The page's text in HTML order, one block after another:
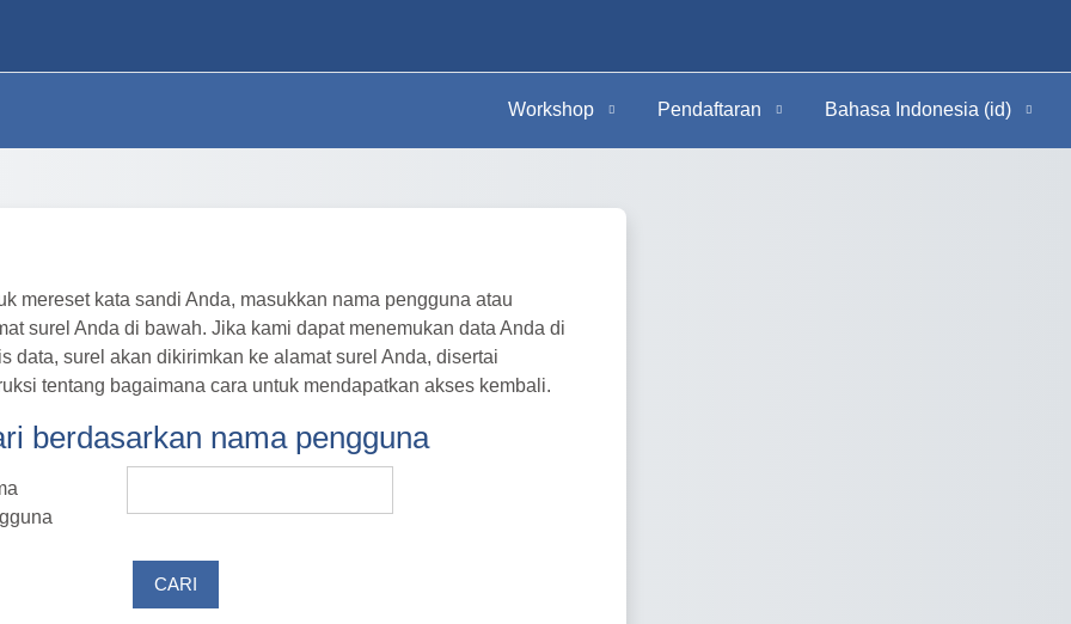
Workshop Pendaftaran Bahasa Indonesia ‎(id)‎
mereset kata sandi Anda, masukkan nama pengguna atau
surel Anda di bawah. Jika kami dapat menemukan data Anda di
data, surel akan dikirimkan ke alamat surel Anda, disertai
tentang bagaimana cara untuk mendapatkan akses kembali.
berdasarkan nama pengguna
berdasarkan nama pengguna